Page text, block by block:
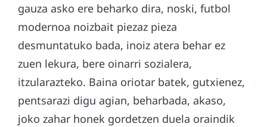
gauza asko ere beharko dira, noski, futbol
modernoa noizbait piezaz pieza
desmuntatuko bada, inoiz atera behar ez
zuen lekura, bere oinarri sozialera,
itzularazteko. Baina oriotar batek, gutxienez,
pentsarazi digu agian, beharbada, akaso,
joko zahar honek gordetzen duela oraindik